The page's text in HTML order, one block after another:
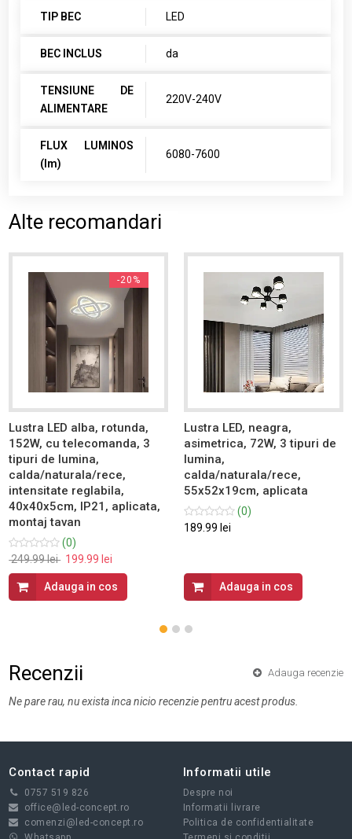
TIP BEC LED
BEC INCLUS da
TENSIUNE DE
ALIMENTARE
220V-240V
FLUX LUMINOS
(lm)
6080-7600
Alte recomandari
-20%
Lustra LED alba, rotunda,
152W, cu telecomanda, 3
tipuri de lumina,
calda/naturala/rece,
intensitate reglabila,
40x40x5cm, IP21, aplicata,
montaj tavan
(0)
249.99 lei 199.99 lei
Adauga in cos
Lustra LED, neagra,
asimetrica, 72W, 3 tipuri de
lumina,
calda/naturala/rece,
55x52x19cm, aplicata
(0)
189.99 lei
Adauga in cos
Recenzii Adauga recenzie
Ne pare rau, nu exista inca nicio recenzie pentru acest produs.
Contact rapid
0757 519 826
office@led-concept.ro
comenzi@led-concept.ro
Informatii utile
Despre noi
Informatii livrare
Politica de confidentialitate